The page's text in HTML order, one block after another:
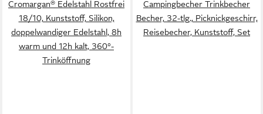
Cromargan® Edelstahl Rostfrei
18/10, Kunststoff, Silikon,
doppelwandiger Edelstahl, 8h
warm und 12h kalt, 360°-
Trinköffnung
Campingbecher Trinkbecher
Becher, 32-tlg., Picknickgeschirr,
Reisebecher, Kunststoff, Set